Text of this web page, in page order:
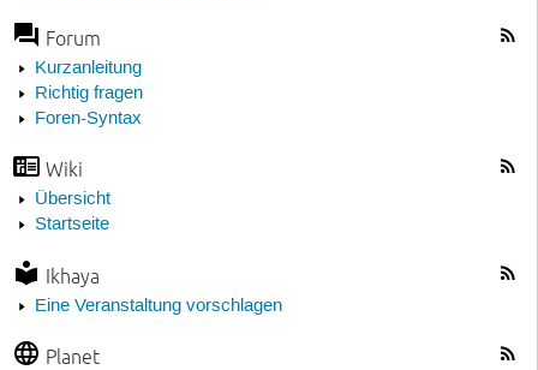
Forum
Kurzanleitung
Richtig fragen
Foren-Syntax
Wiki
Übersicht
Startseite
Ikhaya
Eine Veranstaltung vorschlagen
Planet